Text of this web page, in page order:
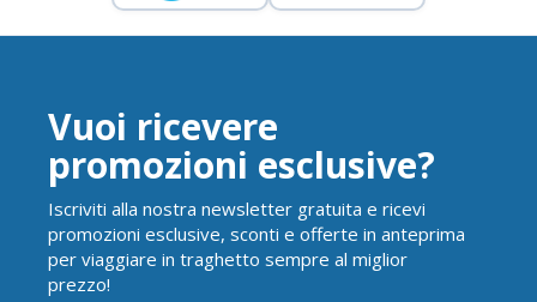
Vuoi ricevere
promozioni esclusive?
Iscriviti alla nostra newsletter gratuita e ricevi
promozioni esclusive, sconti e offerte in anteprima
per viaggiare in traghetto sempre al miglior
prezzo!